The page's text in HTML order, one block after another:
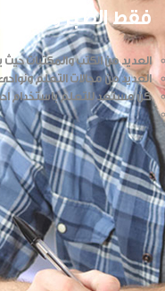
فقط الصبر
العديد من الكتب والمكتبات
العديد من مجالات التعلم
كن مستعد للتعلم باستخدام